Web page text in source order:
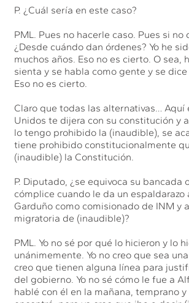
P. ¿Cuál sería en este caso?
PML. Pues no hacerle caso. Pues si no
¿Desde cuándo dan órdenes? Yo he
muchos años. Eso no es cierto. O sea,
sienta y se habla como gente y se
Eso no es cierto.
Claro que todas las alternativas… Aquí
Unidos te dijera con su constitución y
lo tengo prohibido la (inaudible), se
tiene prohibido constitucionalmente
(inaudible) la Constitución.
P. Diputado, ¿se equivoca su bancada
cómplice cuando le da un espaldarazo
Garduño como comisionado de INM y
migratoria de (inaudible)?
PML. Yo no sé por qué lo hicieron y lo
unánimemente. Yo no creo que sea
creo que tienen alguna línea para
del gobierno. Yo no sé cómo le fue a
hablé con él en la mañana, temprano